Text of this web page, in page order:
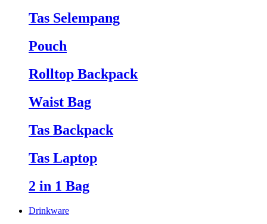
Tas Selempang
Pouch
Rolltop Backpack
Waist Bag
Tas Backpack
Tas Laptop
2 in 1 Bag
Drinkware